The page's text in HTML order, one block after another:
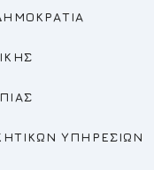
ΥΠΗΡΕΣΙΩΝ